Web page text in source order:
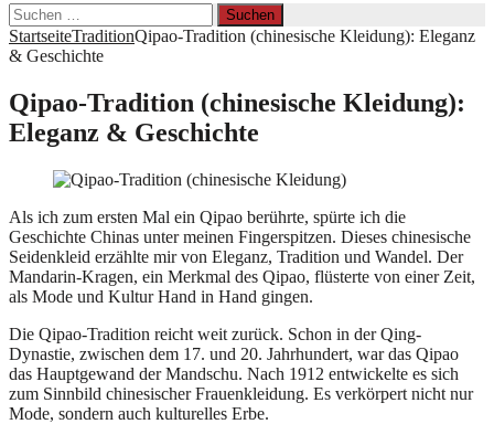
Suchen
nach:
StartseiteTraditionQipao-Tradition (chinesische Kleidung): Eleganz
& Geschichte
Qipao-Tradition (chinesische Kleidung):
Eleganz & Geschichte
Als ich zum ersten Mal ein Qipao berührte, spürte ich die
Geschichte Chinas unter meinen Fingerspitzen. Dieses chinesische
Seidenkleid erzählte mir von Eleganz, Tradition und Wandel. Der
Mandarin-Kragen, ein Merkmal des Qipao, flüsterte von einer Zeit,
als Mode und Kultur Hand in Hand gingen.
Die Qipao-Tradition reicht weit zurück. Schon in der Qing-
Dynastie, zwischen dem 17. und 20. Jahrhundert, war das Qipao
das Hauptgewand der Mandschu. Nach 1912 entwickelte es sich
zum Sinnbild chinesischer Frauenkleidung. Es verkörpert nicht nur
Mode, sondern auch kulturelles Erbe.